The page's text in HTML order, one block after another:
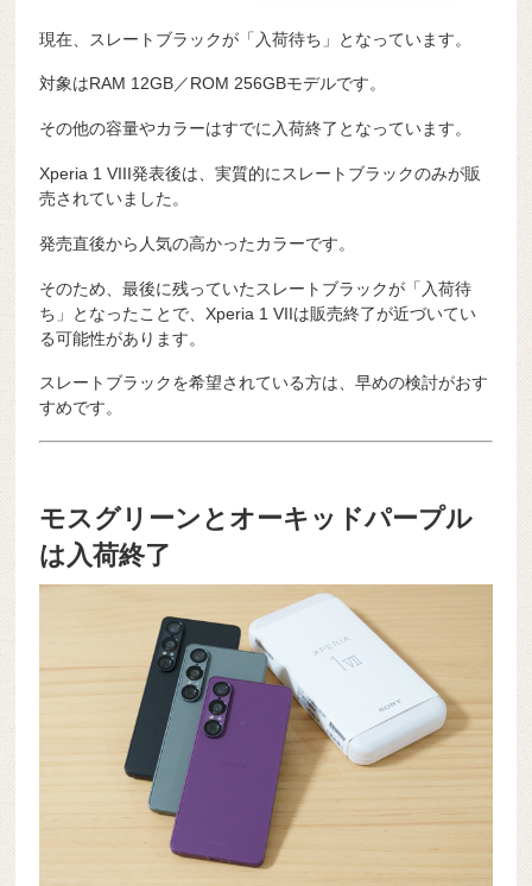
現在、スレートブラックが「入荷待ち」となっています。
対象はRAM 12GB／ROM 256GBモデルです。
その他の容量やカラーはすでに入荷終了となっています。
Xperia 1 VIII発表後は、実質的にスレートブラックのみが販
売されていました。
発売直後から人気の高かったカラーです。
そのため、最後に残っていたスレートブラックが「入荷待
ち」となったことで、Xperia 1 VIIは販売終了が近づいてい
る可能性があります。
スレートブラックを希望されている方は、早めの検討がおす
すめです。
モスグリーンとオーキッドパープル
は入荷終了